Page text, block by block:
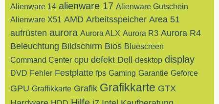
Alienware 14 alienware 17 Alienware Gutschein
Alienware X51 AMD Arbeitsspeicher Area 51
aufrüsten aurora Aurora ALX Aurora R3 Aurora R4
Beleuchtung Bildschirm Bios Bluescreen
Command Center cpu defekt Dell desktop display
DVD Fehler Festplatte fps Gaming Garantie Geforce
GPU Graffikkarte Grafik Grafikkarte GTX